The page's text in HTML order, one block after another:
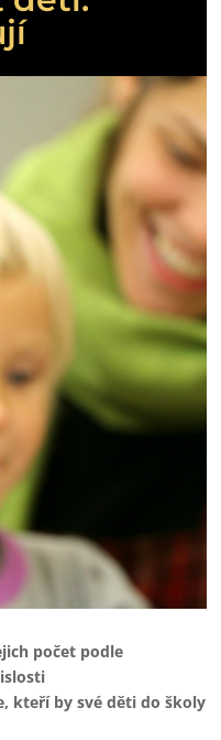
počet podle
kteří by své děti do školy